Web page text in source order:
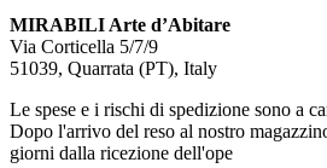
MIRABILI Arte d’Abitare
Via Corticella 5/7/9
51039, Quarrata (PT), Italy
Le spese e i rischi di spedizione sono a
Dopo l'arrivo del reso al nostro
giorni dalla ricezione dell'ope